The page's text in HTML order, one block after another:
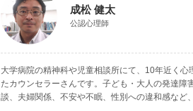
成松 健太
公認心理師
大学病院の精神科や児童相談所にて、10年近く心
たカウンセラーさんです。子ども・大人の発達障
談、夫婦関係、不安や不眠、性別への違和感など